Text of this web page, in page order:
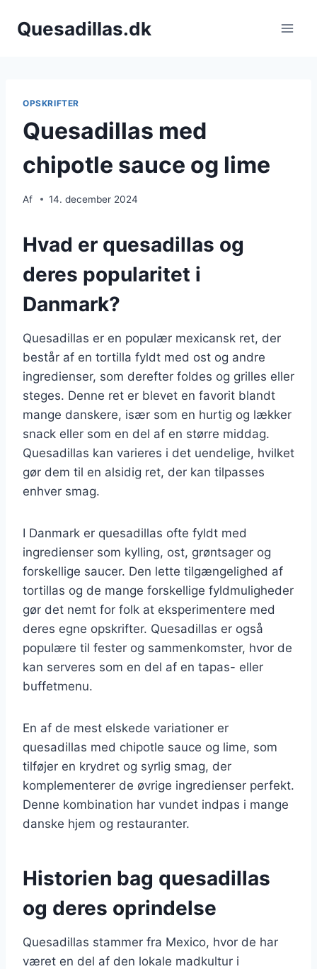
Quesadillas.dk
OPSKRIFTER
Quesadillas med
chipotle sauce og lime
Af 14. december 2024
Hvad er quesadillas og
deres popularitet i
Danmark?
Quesadillas er en populær mexicansk ret, der
består af en tortilla fyldt med ost og andre
ingredienser, som derefter foldes og grilles eller
steges. Denne ret er blevet en favorit blandt
mange danskere, især som en hurtig og lækker
snack eller som en del af en større middag.
Quesadillas kan varieres i det uendelige, hvilket
gør dem til en alsidig ret, der kan tilpasses
enhver smag.
I Danmark er quesadillas ofte fyldt med
ingredienser som kylling, ost, grøntsager og
forskellige saucer. Den lette tilgængelighed af
tortillas og de mange forskellige fyldmuligheder
gør det nemt for folk at eksperimentere med
deres egne opskrifter. Quesadillas er også
populære til fester og sammenkomster, hvor de
kan serveres som en del af en tapas- eller
buffetmenu.
En af de mest elskede variationer er
quesadillas med chipotle sauce og lime, som
tilføjer en krydret og syrlig smag, der
komplementerer de øvrige ingredienser perfekt.
Denne kombination har vundet indpas i mange
danske hjem og restauranter.
Historien bag quesadillas
og deres oprindelse
Quesadillas stammer fra Mexico, hvor de har
været en del af den lokale madkultur i